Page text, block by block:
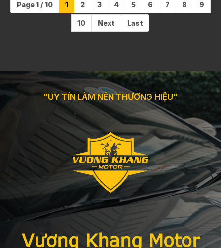
Page 1 / 10 1 2 3 4 5 6 7 8 9
10 Next Last
"UY TÍN LÀM NÊN THƯƠNG HIỆU"
Vương Khang Motor